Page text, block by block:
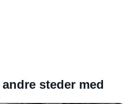
steder med